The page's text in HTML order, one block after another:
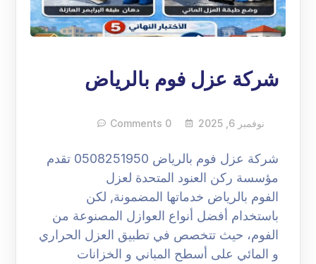
شركة عزل فوم بالرياض
نوفمبر 6, 2025 0 Comments
شركة عزل فوم بالرياض 0508251950 تقدم
مؤسسة ركن العنود المتحدة لعزل
الفوم بالرياض خدماتها المضمونة, لكن
باستخدام أفضل أنواع العوازل المصنوعة من
الفوم، حيث تتخصص في تطبيق العزل الحراري
و المائي على أسطح المباني و الخزانات